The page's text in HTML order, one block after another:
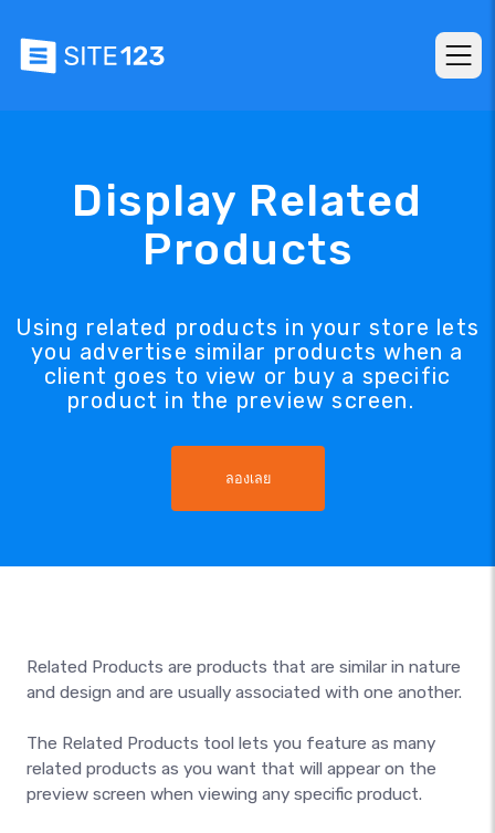
Display Related
Products
Using related products in your store lets
you advertise similar products when a
client goes to view or buy a specific
product in the preview screen.
ลองเลย
Related Products are products that are similar in nature
and design and are usually associated with one another.
The Related Products tool lets you feature as many
related products as you want that will appear on the
preview screen when viewing any specific product.